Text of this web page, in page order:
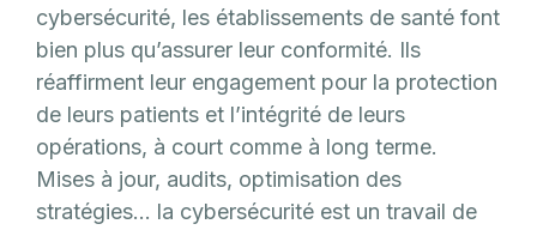
cybersécurité, les établissements de santé font
bien plus qu’assurer leur conformité. Ils
réaffirment leur engagement pour la protection
de leurs patients et l’intégrité de leurs
opérations, à court comme à long terme.
Mises à jour, audits, optimisation des
stratégies… la cybersécurité est un travail de